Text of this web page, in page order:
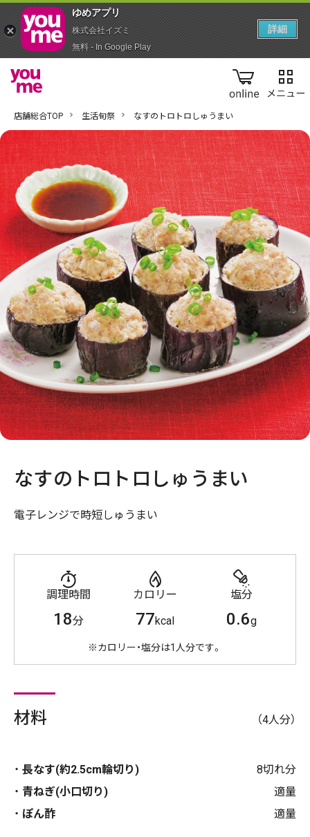
online
店舗総合TOP 生活旬祭 なすのトロトロしゅうまい
なすのトロトロしゅうまい
電子レンジで時短しゅうまい
調理時間
18分
カロリー
77kcal
塩分
0.6g
※カロリー・塩分は1人分です。
材料 （4人分）
長なす(約2.5cm輪切り)
8切れ分
青ねぎ(小口切り)
適量
ぽん酢
適量
ゆめアプ‪リ‬
株式会社イズミ
無料 - In Google Play
詳細